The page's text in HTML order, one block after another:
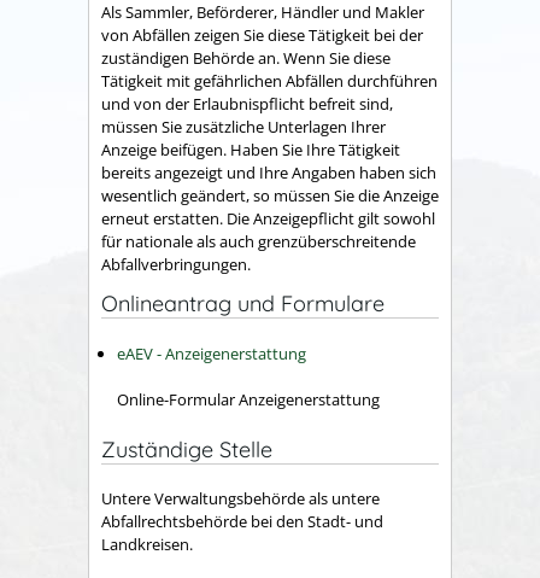
Als Sammler, Beförderer, Händler und Makler
von Abfällen zeigen Sie diese Tätigkeit bei der
zuständigen Behörde an. Wenn Sie diese
Tätigkeit mit gefährlichen Abfällen durchführen
und von der Erlaubnispflicht befreit sind,
müssen Sie zusätzliche Unterlagen Ihrer
Anzeige beifügen. Haben Sie Ihre Tätigkeit
bereits angezeigt und Ihre Angaben haben sich
wesentlich geändert, so müssen Sie die Anzeige
erneut erstatten. Die Anzeigepflicht gilt sowohl
für nationale als auch grenzüberschreitende
Abfallverbringungen.
Onlineantrag und Formulare
eAEV - Anzeigenerstattung
Online-Formular Anzeigenerstattung
Zuständige Stelle
Untere Verwaltungsbehörde als untere
Abfallrechtsbehörde bei den Stadt- und
Landkreisen.